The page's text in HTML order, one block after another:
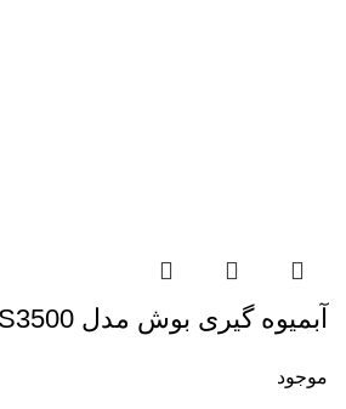
آبمیوه گیری بوش مدل MES3500
موجود